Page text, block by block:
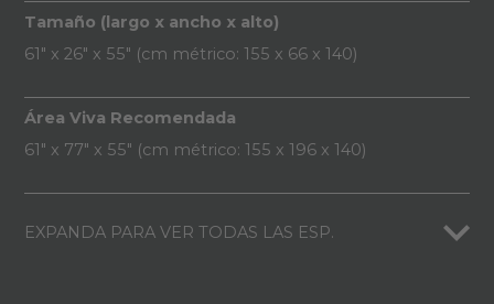
Tamaño (largo x ancho x alto)
61" x 26" x 55" (cm métrico: 155 x 66 x 140)
Área Viva Recomendada
61" x 77" x 55" (cm métrico: 155 x 196 x 140)
EXPANDA PARA VER TODAS LAS ESP.